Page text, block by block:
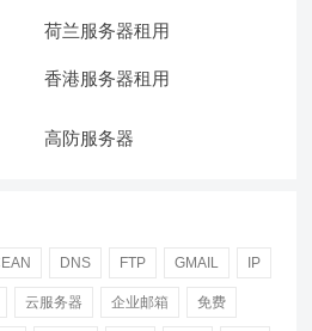
荷兰服务器租用
香港服务器租用
高防服务器
DNS FTP GMAIL IP
云服务器 企业邮箱 免费